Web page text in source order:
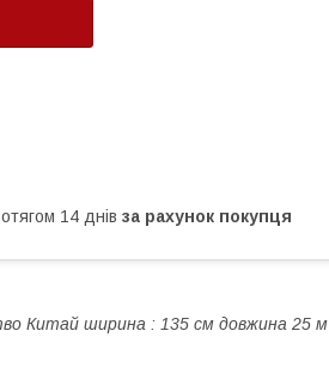
14 днів за рахунок покупця
Китай ширина : 135 см довжина 25 м